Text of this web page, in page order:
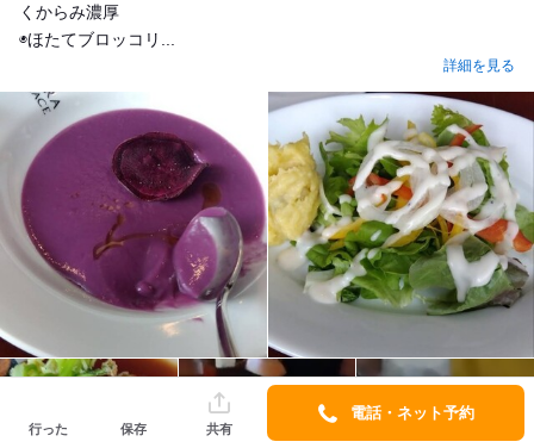
くからみ濃厚
◉ほたてブロッコリ...
詳細を見る
行った 保存 共有
電話・ネット予約